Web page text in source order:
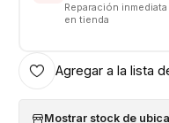
Reparación inmediata
en tienda
Agregar a la lista
Mostrar stock de